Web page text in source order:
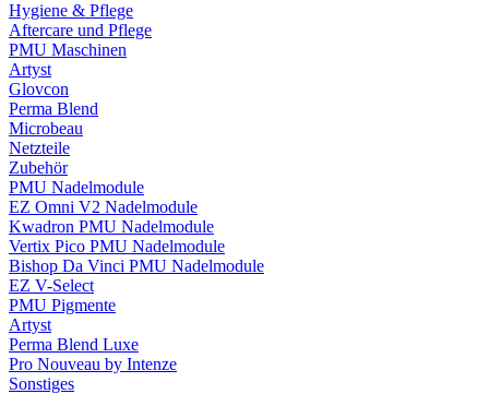
Hygiene & Pflege
Aftercare und Pflege
PMU Maschinen
Artyst
Glovcon
Perma Blend
Microbeau
Netzteile
Zubehör
PMU Nadelmodule
EZ Omni V2 Nadelmodule
Kwadron PMU Nadelmodule
Vertix Pico PMU Nadelmodule
Bishop Da Vinci PMU Nadelmodule
EZ V-Select
PMU Pigmente
Artyst
Perma Blend Luxe
Pro Nouveau by Intenze
Sonstiges